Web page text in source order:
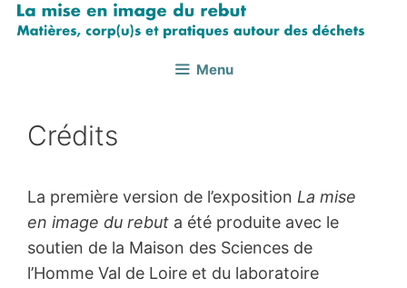
Aller
Menu
Crédits
La première version de l’exposition La mise
en image du rebut a été produite avec le
soutien de la Maison des Sciences de
l’Homme Val de Loire et du laboratoire